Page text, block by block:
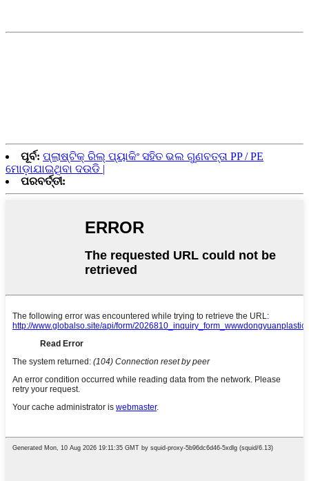
ପୂର୍ବ: ପ୍ଲାଷ୍ଟିକ୍ ରିଲ୍ ପ୍ୟାକିଂ ସହିତ ଭଲ ଗୁଣବତ୍ତା PP / PE
ମୋଡ଼ାଯାଇଥିବା ଦଉଡି |
ପରବର୍ତ୍ତୀ: